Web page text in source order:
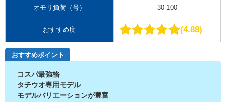
オモリ負荷（号） 30-100
おすすめ度 4.88
おすすめポイント
コスパ最強格
タチウオ専用モデル
モデルバリエーションが豊富